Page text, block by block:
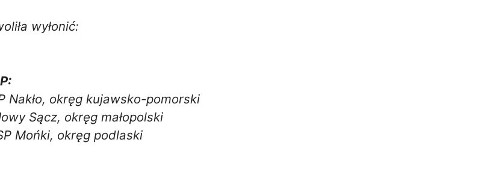
wyłonić:
Nakło, okręg kujawsko-pomorski
Sącz, okręg małopolski
Mońki, okręg podlaski